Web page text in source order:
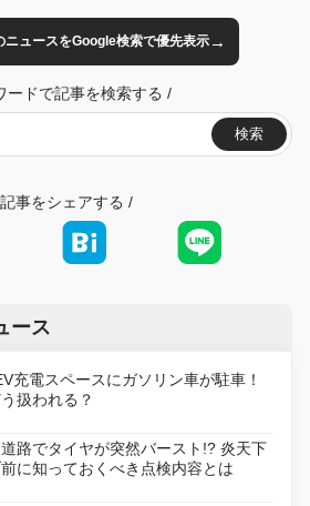
ニュースをGoogle検索で優先表示→
ードで記事を検索する /
検索
記事をシェアする /
ース
充電スペースにガソリン車が駐車！
扱われる？
路でタイヤが突然バースト!? 炎天下
に知っておくべき点検内容とは